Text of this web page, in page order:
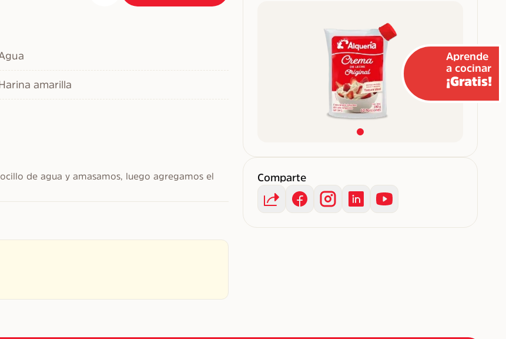
amarilla
de agua y amasamos, luego agregamos el
Comparte
Aprende
a cocinar
¡Gratis!